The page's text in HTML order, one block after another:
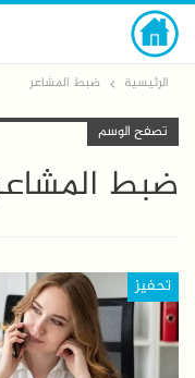
الرئيسية ضبط المشاعر
تصفح الوسم
ضبط
تحفيز